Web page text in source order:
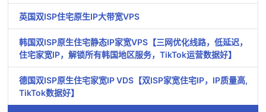
英国双ISP住宅原生IP大带宽VPS
韩国双ISP原生住宅静态IP家宽VPS【三网优化线路，低延迟，
住宅家宽IP，解锁所有韩国地区服务，TikTok运营数据好】
德国双ISP原生住宅家宽IP VDS【双ISP家宽住宅IP，IP质量高,
TikTok数据好】